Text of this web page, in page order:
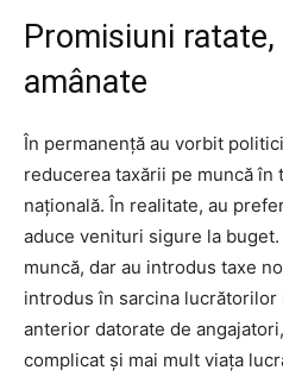
Promisiuni
amânate
În permanență au vorbit
reducerea taxării pe muncă
națională. În realitate, au
aduce venituri sigure la
muncă, dar au introdus taxe
introdus în sarcina
anterior datorate de
complicat și mai mult viața